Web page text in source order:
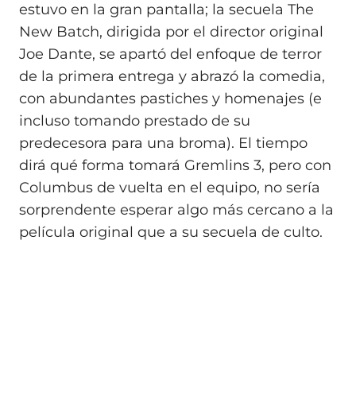
estuvo en la gran pantalla; la secuela The
New Batch, dirigida por el director original
Joe Dante, se apartó del enfoque de terror
de la primera entrega y abrazó la comedia,
con abundantes pastiches y homenajes (e
incluso tomando prestado de su
predecesora para una broma). El tiempo
dirá qué forma tomará Gremlins 3, pero con
Columbus de vuelta en el equipo, no sería
sorprendente esperar algo más cercano a la
película original que a su secuela de culto.